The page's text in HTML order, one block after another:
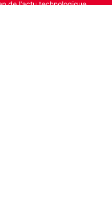
de l'actu technologique.